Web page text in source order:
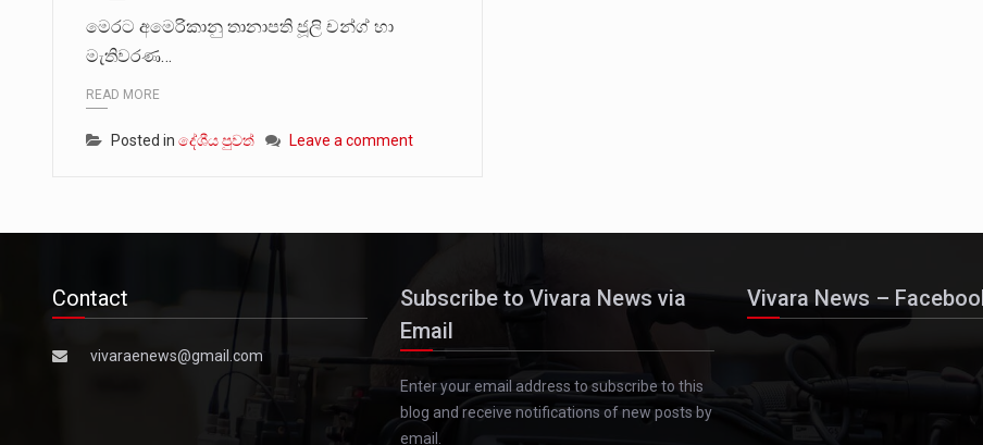
මෙරට අමෙරිකානු තානාපති ජූලි චන්ග් හා
මැතිවරණ…
READ MORE
Posted in දේශීය පුවත් Leave a comment
Contact
vivaraenews@gmail.com
Subscribe to Vivara News via
Email
Enter your email address to subscribe to this
blog and receive notifications of new posts by
email.
Vivara News –